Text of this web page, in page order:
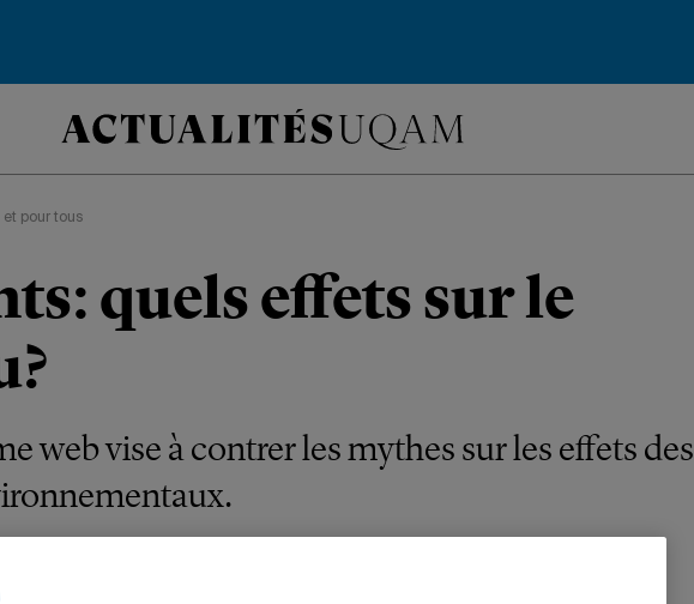
et pour tous
quels effets sur le
web vise à contrer les mythes sur les effets des